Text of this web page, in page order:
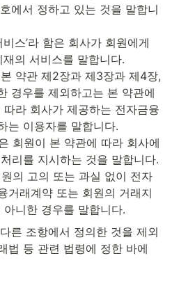
에서 정하고 있는 것을 말합니
스’라 함은 회사가 회원에게
의 서비스를 말합니다.
본 약관 제2장과 제3장과 제4장,
경우를 제외하고는 본 약관에
라 회사가 제공하는 전자금융
는 이용자를 말합니다.
회원이 본 약관에 따라 회사에
리를 지시하는 것을 말합니다.
원의 고의 또는 과실 없이 전자
거래계약 또는 회원의 거래지
니한 경우를 말합니다.
른 조항에서 정의한 것을 제외
법 등 관련 법령에 정한 바에